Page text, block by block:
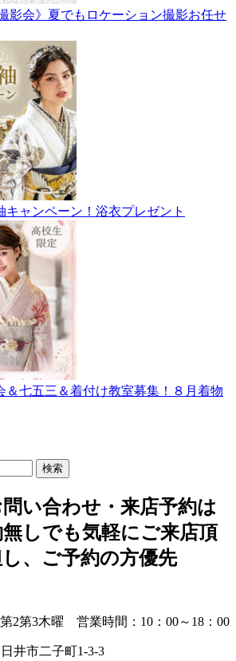
影会》夏でもロケーション撮影お任せ
キャンペーン！浴衣プレゼント
＆七五三＆着付け教室募集！８月着物
い合わせ・ 来店予約は
しでも気軽にご来店頂
、ご予約の方優先
2第3木曜 営業時間：10：00～18：00
井市二子町1-3-3